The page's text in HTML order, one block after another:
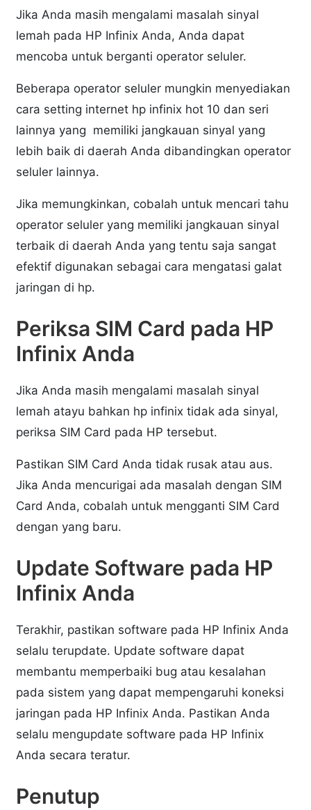
Jika Anda masih mengalami masalah sinyal
lemah pada HP Infinix Anda, Anda dapat
mencoba untuk berganti operator seluler.
Beberapa operator seluler mungkin menyediakan
cara setting internet hp infinix hot 10 dan seri
lainnya yang memiliki jangkauan sinyal yang
lebih baik di daerah Anda dibandingkan operator
seluler lainnya.
Jika memungkinkan, cobalah untuk mencari tahu
operator seluler yang memiliki jangkauan sinyal
terbaik di daerah Anda yang tentu saja sangat
efektif digunakan sebagai cara mengatasi galat
jaringan di hp.
Periksa SIM Card pada HP
Infinix Anda
Jika Anda masih mengalami masalah sinyal
lemah atayu bahkan hp infinix tidak ada sinyal,
periksa SIM Card pada HP tersebut.
Pastikan SIM Card Anda tidak rusak atau aus.
Jika Anda mencurigai ada masalah dengan SIM
Card Anda, cobalah untuk mengganti SIM Card
dengan yang baru.
Update Software pada HP
Infinix Anda
Terakhir, pastikan software pada HP Infinix Anda
selalu terupdate. Update software dapat
membantu memperbaiki bug atau kesalahan
pada sistem yang dapat mempengaruhi koneksi
jaringan pada HP Infinix Anda. Pastikan Anda
selalu mengupdate software pada HP Infinix
Anda secara teratur.
Penutup